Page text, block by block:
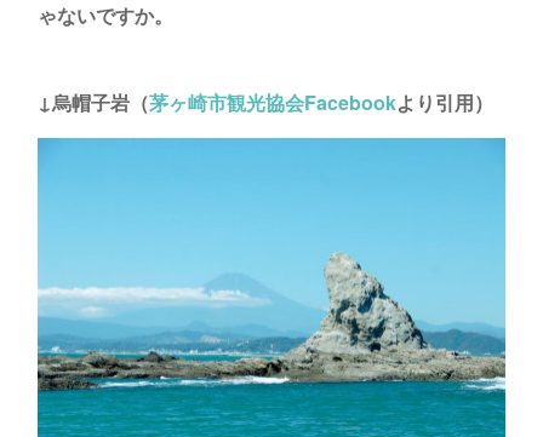
ゃないですか。
↓烏帽子岩（茅ヶ崎市観光協会Facebookより引用）